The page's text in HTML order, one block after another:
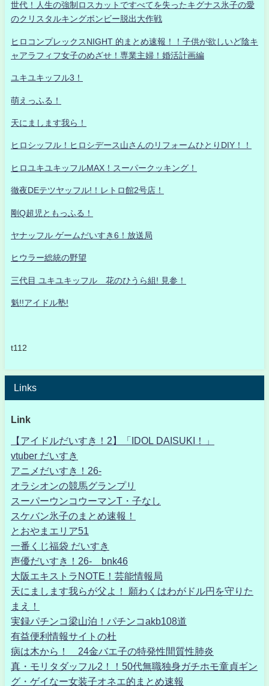
世代！人生の強制ロスカットですべてを失ったキグナス氷子の愛
のクリスタルキングボンビー脱出大作戦
ヒロコンプレックスNIGHT 的まとめ速報！！子供が欲しいど陰キ
ャアラフィフ女子のめざせ！専業主婦！婚活計画編
ユキユキッフル3！
萌えっふる！
天にまします我ら！
ヒロシッフル！ヒロシデース山さんのリフォームひとりDIY！！
ヒロユキユキッフルMAX！スーパークッキング！
徹夜DEテツヤッフル!！レトロ館2号店！
剛Q超児ともっふる！
ヤナッフル ゲームだいすき6！放送局
ヒウラー総統の野望
三代目 ユキユキッフル 花のひうら組! 見参！
魁!!アイドル塾!
t112
Links
Link
【アイドルだいすき！2】「IDOL DAISUKI！」
vtuber だいすき
アニメだいすき！26-
オラシオンの競馬グランプリ
スーパーウンコウーマンT・子なし
スケバン氷子のまとめ速報！
とおやまエリア51
一番くじ福袋 だいすき
声優だいすき！26- bnk46
大阪エキストラNOTE！芸能情報局
天にまします我らが父よ！ 願わくはわがドル円を守りた
まえ！
実録パチンコ梁山泊！パチンコakb108道
有益便利情報サイトの杜
病は木から！ 24金バエ子の特発性間質性肺炎
真・モリタダッフル2！！50代無職独身ガチホモ童貞ギン
グ・ゲイなー女装子オネエ的まとめ速報